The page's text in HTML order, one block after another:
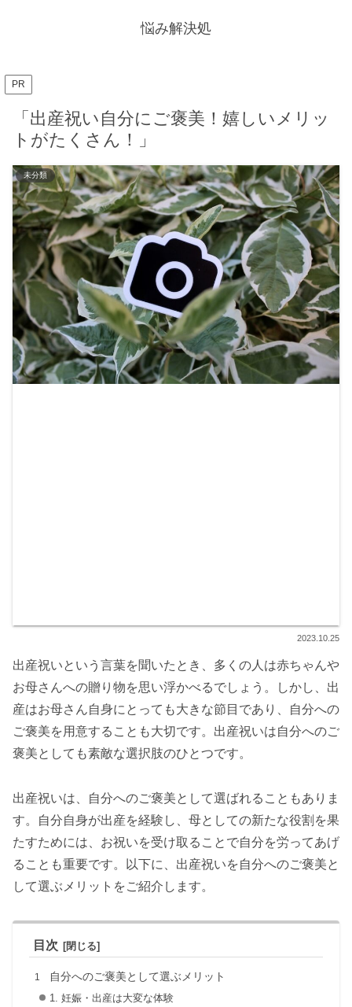
悩み解決処
PR
「出産祝い自分にご褒美！嬉しいメリッ
トがたくさん！」
未分類
2023.10.25
出産祝いという言葉を聞いたとき、多くの人は赤ちゃんや
お母さんへの贈り物を思い浮かべるでしょう。しかし、出
産はお母さん自身にとっても大きな節目であり、自分への
ご褒美を用意することも大切です。出産祝いは自分へのご
褒美としても素敵な選択肢のひとつです。
出産祝いは、自分へのご褒美として選ばれることもありま
す。自分自身が出産を経験し、母としての新たな役割を果
たすためには、お祝いを受け取ることで自分を労ってあげ
ることも重要です。以下に、出産祝いを自分へのご褒美と
して選ぶメリットをご紹介します。
目次
自分へのご褒美として選ぶメリット
1. 妊娠・出産は大変な体験